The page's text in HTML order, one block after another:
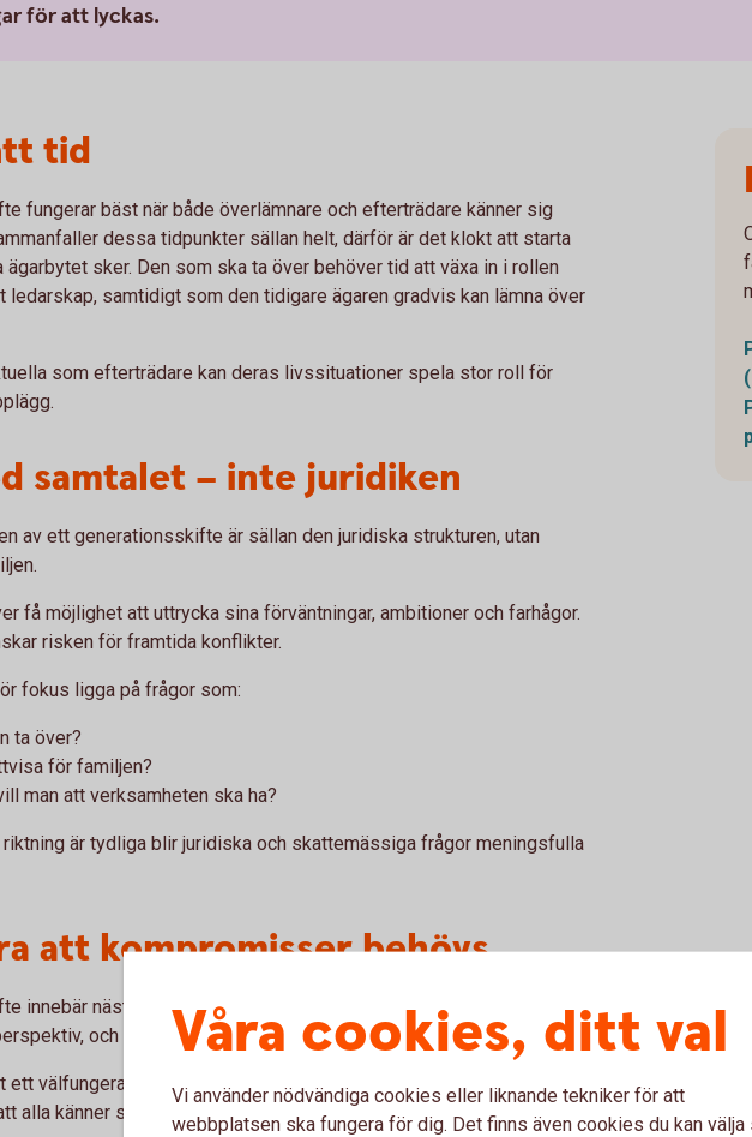
för att lyckas.
tid
fungerar bäst när både överlämnare och efterträdare känner sig
dessa tidpunkter sällan helt, därför är det klokt att starta
ägarbytet sker. Den som ska ta över behöver tid att växa in i rollen
ledarskap, samtidigt som den tidigare ägaren gradvis kan lämna över
som efterträdare kan deras livssituationer spela stor roll för
samtalet – inte juridiken
av ett generationsskifte är sällan den juridiska strukturen, utan
få möjlighet att uttrycka sina förväntningar, ambitioner och farhågor.
risken för framtida konflikter.
fokus ligga på frågor som:
ta över?
för familjen?
man att verksamheten ska ha?
riktning är tydliga blir juridiska och skattemässiga frågor meningsfulla
att kompromisser behövs
innebär nästan alltid avvägningar. Olika familjemedlemmar kan ha
och processen kräver ofta kompromisser.
ett välfungerande generationsskifte inte innebär att någon får exakt
alla känner sig hörda och kan acceptera helheten.
Våra cookies, ditt val
Vi använder nödvändiga cookies eller liknande tekniker för att
webbplatsen ska fungera för dig. Det finns även cookies du kan välja